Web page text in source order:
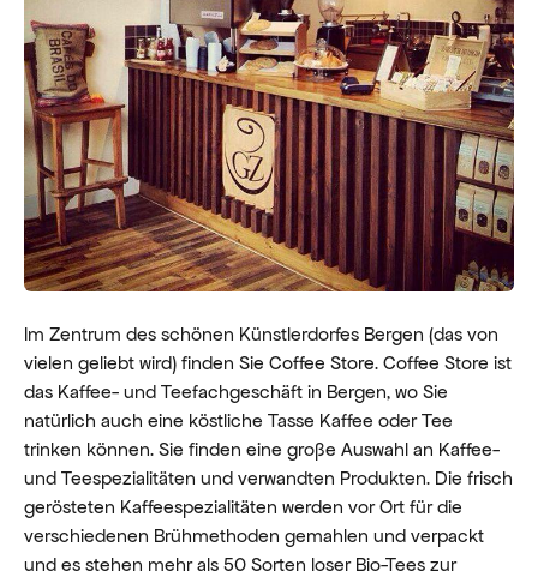
Im Zentrum des schönen Künstlerdorfes Bergen (das von
vielen geliebt wird) finden Sie Coffee Store. Coffee Store ist
das Kaffee- und Teefachgeschäft in Bergen, wo Sie
natürlich auch eine köstliche Tasse Kaffee oder Tee
trinken können. Sie finden eine große Auswahl an Kaffee-
und Teespezialitäten und verwandten Produkten. Die frisch
gerösteten Kaffeespezialitäten werden vor Ort für die
verschiedenen Brühmethoden gemahlen und verpackt
und es stehen mehr als 50 Sorten loser Bio-Tees zur